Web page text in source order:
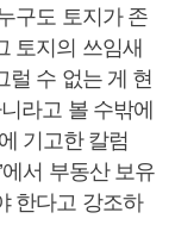
구도 토지가 존
토지의 쓰임새
럴 수 없는 게 현
라고 볼 수밖에
기고한 칼럼
에서 부동산 보유
한다고 강조하